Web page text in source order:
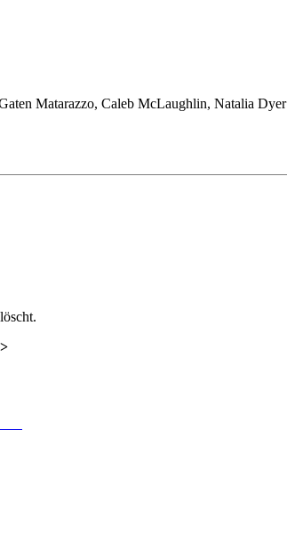
Matarazzo, Caleb McLaughlin, Natalia Dyer